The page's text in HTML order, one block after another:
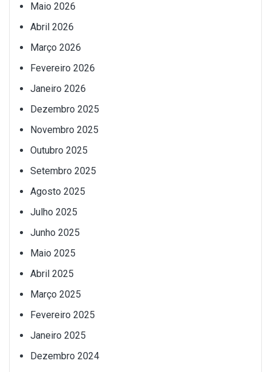
Maio 2026
Abril 2026
Março 2026
Fevereiro 2026
Janeiro 2026
Dezembro 2025
Novembro 2025
Outubro 2025
Setembro 2025
Agosto 2025
Julho 2025
Junho 2025
Maio 2025
Abril 2025
Março 2025
Fevereiro 2025
Janeiro 2025
Dezembro 2024